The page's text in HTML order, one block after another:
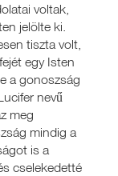
voltak,
jelölte ki.
tiszta volt,
egy Isten
a gonoszság
nevű
meg
mindig a
is a
cselekedetté